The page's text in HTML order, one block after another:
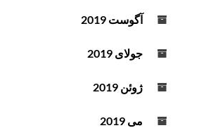
آگوست 2019
جولای 2019
ژوئن 2019
می 2019